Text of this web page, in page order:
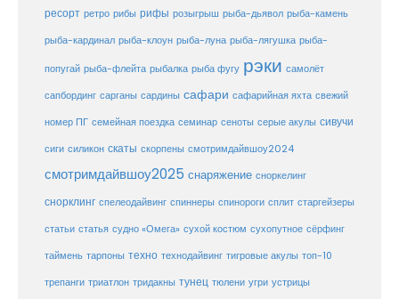
ресорт ретро рибы рифы розыгрыш рыба-дьявол рыба-камень
рыба-кардинал рыба-клоун рыба-луна рыба-лягушка рыба-
попугай рыба-флейта рыбалка рыба фугу рэки самолёт
сапбординг сарганы сардины сафари сафарийная яхта свежий
номер ПГ семейная поездка семинар сеноты серые акулы сивучи
сиги силикон скаты скорпены смотримдайвшоу2024
смотримдайвшоу2025 снаряжение сноркелинг
снорклинг спелеодайвинг спиннеры спинороги сплит старгейзеры
статьи статья судно «Омега» сухой костюм сухопутное сёрфинг
таймень тарпоны техно технодайвинг тигровые акулы топ-10
трепанги триатлон тридакны тунец тюлени угри устрицы